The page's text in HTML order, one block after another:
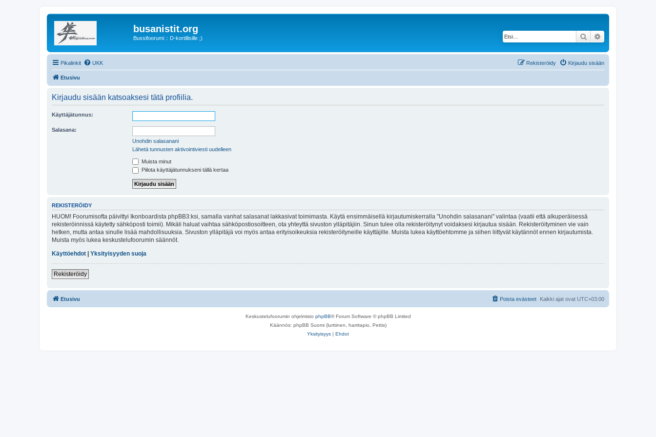
busanistit.org
Bussifoorumi :: D-kortillisille ;) Etsi
Pikalinkit UKK Kirjaudu sisään
Rekisteröidy
Etusivu
Kirjaudu sisään katsoaksesi tätä profiilia.
Käyttäjätunnus:
Salasana:
Unohdin salasanani
Lähetä tunnusten aktivointiviesti uudelleen
Muista minut
Piilota käyttäjätunnukseni tällä kertaa
REKISTERÖIDY
HUOM! Foorumisofta päivittyi Ikonboardista phpBB3:ksi, samalla vanhat salasanat lakkasivat toimimasta. Käytä ensimmäisellä kirjautumiskerralla "Unohdin salasanani" valintaa (vaatii että alkuperäisessä
rekisteröinnissä käytetty sähköposti toimii). Mikäli haluat vaihtaa sähköpostiosoitteen, ota yhteyttä sivuston ylläpitäjiin. Sinun tulee olla rekisteröitynyt voidaksesi kirjautua sisään. Rekisteröityminen vie vain
hetken, mutta antaa sinulle lisää mahdollisuuksia. Sivuston ylläpitäjä voi myös antaa erityisoikeuksia rekisteröityneille käyttäjille. Muista lukea käyttöehtomme ja siihen liittyvät käytännöt ennen kirjautumista.
Muista myös lukea keskustelufoorumin säännöt.
Käyttöehdot
Yksityisyyden suoja
Rekisteröidy
Etusivu Kaikki ajat ovat UTC+03:00
Poista evästeet
Keskustelufoorumin ohjelmisto phpBB® Forum Software © phpBB Limited
Käännös: phpBB Suomi (lurttinen, harritapio, Pettis)
Yksityisyys | Ehdot